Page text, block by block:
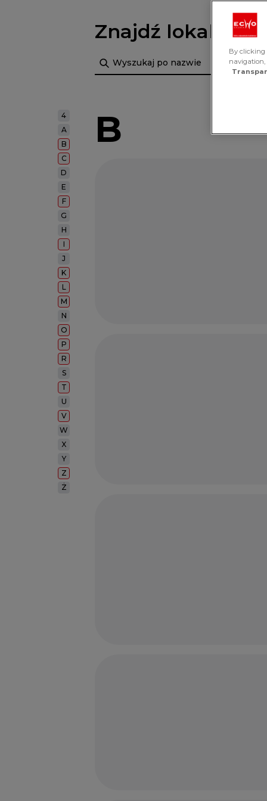
Znajdź lokal
Szukaj
4
A
B
C
D
E
F
G
H
I
J
K
L
M
N
O
P
R
S
T
U
V
W
X
Y
Z
Ż
B
By clicking